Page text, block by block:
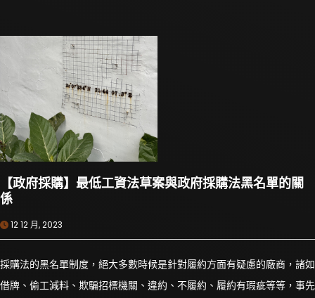
【政府採購】最低工資法草案與政府採購法黑名單的關
係
12 12 月, 2023
採購法的黑名單制度，絕大多數時候是針對履約方面有疑慮的廠商，諸如
借牌、偷工減料、欺騙招標機關、違約、不履約、履約有瑕疵等等，事先